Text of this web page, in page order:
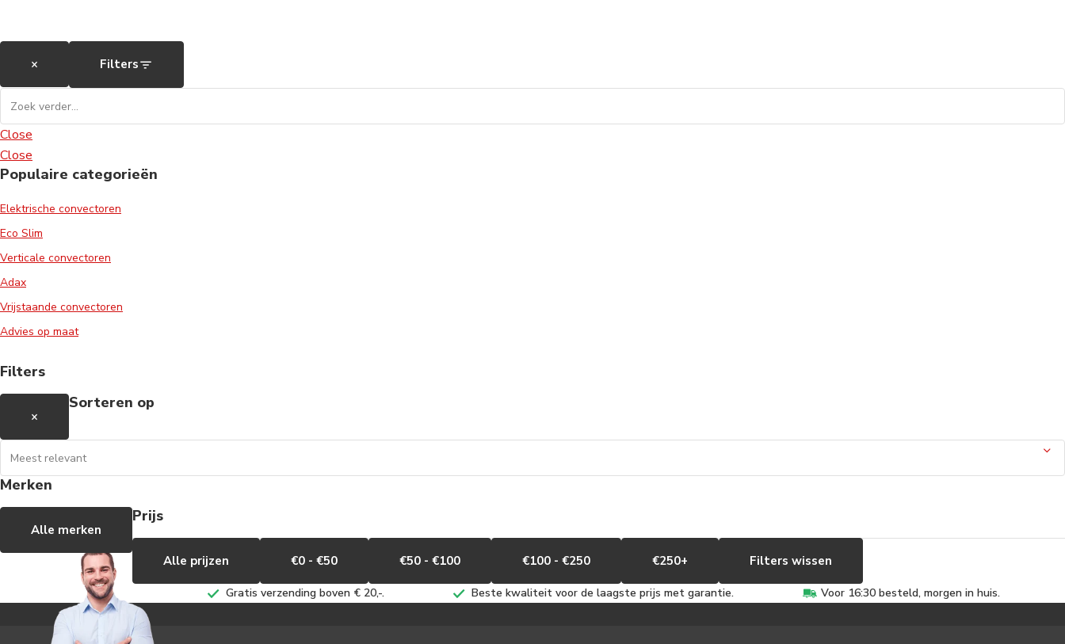
× Filters
Close
Close
Populaire categorieën
Elektrische convectoren
Eco Slim
Verticale convectoren
Adax
Vrijstaande convectoren
Advies op maat
Filters
×
Sorteren op
Merken
Alle merken
Prijs
Alle prijzen €0 - €50 €50 - €100 €100 - €250 €250+ Filters wissen
Gratis verzending boven € 20,-. Beste kwaliteit voor de laagste prijs met garantie. Voor 16:30 besteld, morgen in huis.